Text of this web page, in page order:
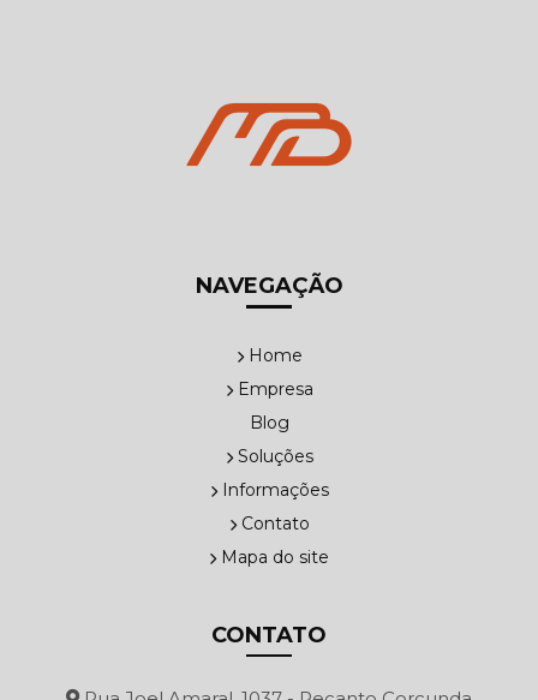
NAVEGAÇÃO
Home
Empresa
Blog
Soluções
Informações
Contato
Mapa do site
CONTATO